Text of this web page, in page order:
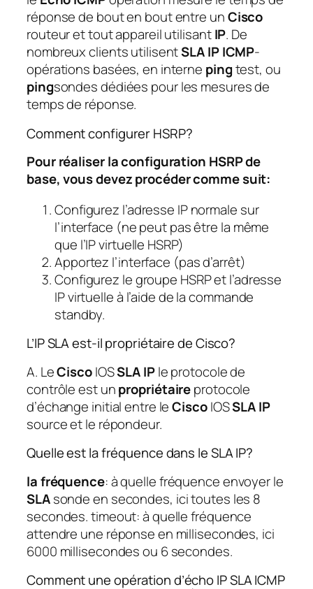
réponse de bout en bout entre unCisco
routeur et tout appareil utilisantIP. De
nombreux clients utilisentSLA IP ICMP-
opérations basées, en interne pingtest, ou
pingsondes dédiées pour les mesures de
temps de réponse.
Comment configurer HSRP?
Pour réaliser la configuration HSRP de
base, vous devez procéder comme suit:
Configurez l’adresse IP normale sur
l’interface (ne peut pas être la même
que l’IP virtuelle HSRP)
Apportez l’interface (pas d’arrêt)
Configurez le groupe HSRP et l’adresse
IP virtuelle à l’aide de la commande
standby.
L’IP SLA est-il propriétaire de Cisco?
A. LeCiscoIOSSLA IPle protocole de
contrôle est unpropriétaireprotocole
d’échange initial entre leCiscoIOSSLA IP
source et le répondeur.
Quelle est la fréquence dans le SLA IP?
la fréquence: à quelle fréquence envoyer le
SLAsonde en secondes, ici toutes les 8
secondes. timeout: à quelle fréquence
attendre une réponse en millisecondes, ici
6000 millisecondes ou 6 secondes.
Comment une opération d’écho IP SLA ICMP